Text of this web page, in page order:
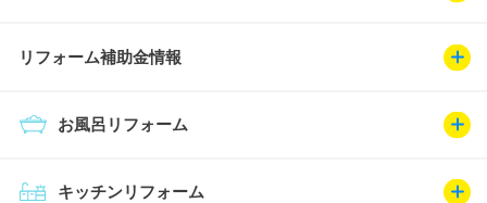
リフォーム補助金情報
キッチンリフォーム
お風呂リフォーム